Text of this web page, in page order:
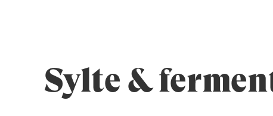
Sylte &